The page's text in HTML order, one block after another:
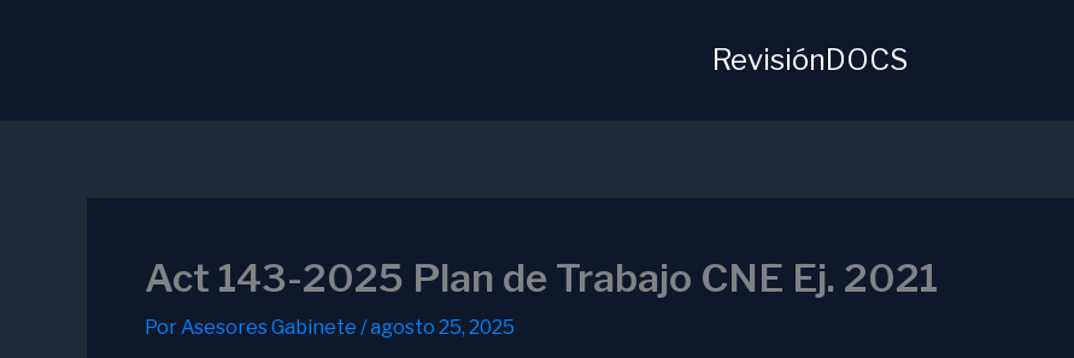
RevisiónDOCS
Act 143-2025 Plan de Trabajo CNE Ej. 2021
PorAsesores Gabinete /agosto 25, 2025